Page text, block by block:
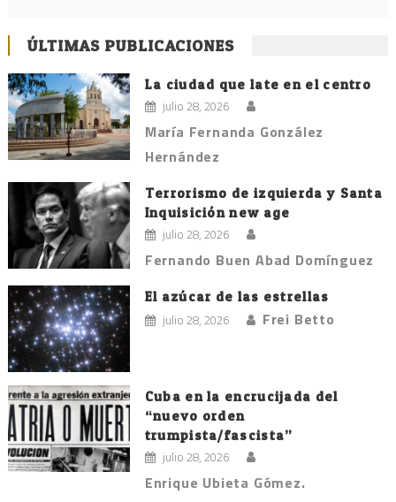
ÚLTIMAS PUBLICACIONES
La ciudad que late en el centro
julio 28, 2026
María Fernanda González
Hernández
Terrorismo de izquierda y Santa
Inquisición new age
julio 28, 2026
Fernando Buen Abad Domínguez
El azúcar de las estrellas
julio 28, 2026 Frei Betto
Cuba en la encrucijada del
“nuevo orden
trumpista/fascista”
julio 28, 2026
Enrique Ubieta Gómez.